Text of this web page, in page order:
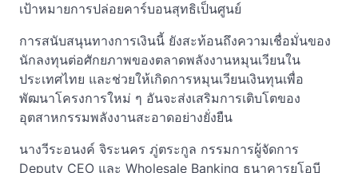
เป้าหมายการปล่อยคาร์บอนสุทธิเป็นศูนย์
การสนับสนุนทางการเงินนี้ ยังสะท้อนถึงความเชื่อมั่นของ
นักลงทุนต่อศักยภาพของตลาดพลังงานหมุนเวียนใน
ประเทศไทย และช่วยให้เกิดการหมุนเวียนเงินทุนเพื่อ
พัฒนาโครงการใหม่ ๆ อันจะส่งเสริมการเติบโตของ
อุตสาหกรรมพลังงานสะอาดอย่างยั่งยืน
นางวีระอนงค์ จิระนคร ภู่ตระกูล กรรมการผู้จัดการ
Deputy CEO และ Wholesale Banking ธนาคารยูโอบี